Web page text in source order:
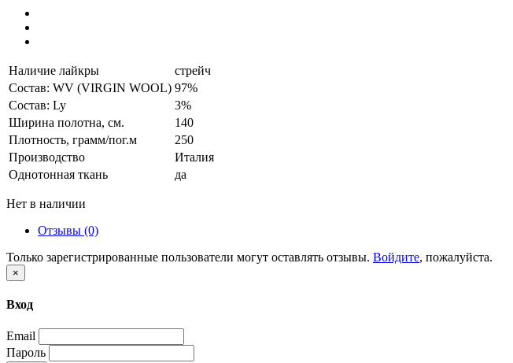
Наличие лайкры
стрейч
Состав: WV (VIRGIN WOOL) 97%
Состав: Ly
3%
Ширина полотна, см.
140
Плотность, грамм/пог.м
250
Производство
Италия
Однотонная ткань
да
Нет в наличии
Отзывы (0)
Только зарегистрированные пользователи могут оставлять отзывы. Войдите, пожалуйста.
×
Вход
Email
Пароль